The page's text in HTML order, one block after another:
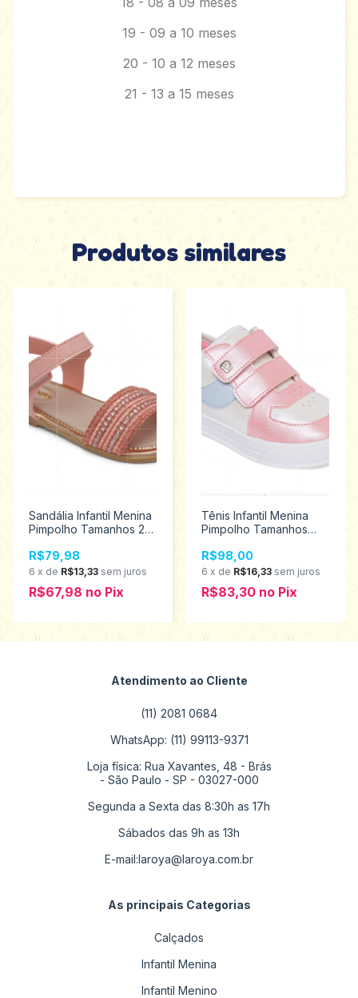
19 - 09 a 10 meses
20 - 10 a 12 meses
21 - 13 a 15 meses
Produtos similares
Sandália Infantil Menina
Pimpolho Tamanhos 22
R$79,98
6 x de R$13,33 sem juros
R$67,98 no Pix
Tênis Infantil Menina
Pimpolho Tamanhos
R$98,00
6 x de R$16,33 sem juros
R$83,30 no Pix
Atendimento ao Cliente
(11) 2081 0684
WhatsApp: (11) 99113-9371
Loja física: Rua Xavantes, 48 - Brás
- São Paulo - SP - 03027-000
Segunda a Sexta das 8:30h as 17h
Sábados das 9h as 13h
E-mail:laroya@laroya.com.br
As principais Categorias
Calçados
Infantil Menina
Infantil Menino